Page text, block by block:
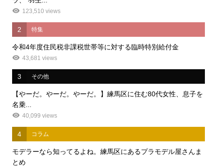
123,510 views
2 特集
令和4年度住民税非課税世帯等に対する臨時特別給付金
43,681 views
3 その他
【やーだ。やーだ。やーだ。】練馬区に住む80代女性、息子を
名乗...
40,099 views
4 コラム
モデラーなら知ってるよね。練馬区にあるプラモデル屋さんま
とめ